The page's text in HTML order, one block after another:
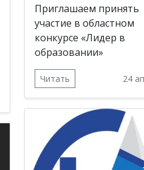
Приглашаем принять
участие в областном
конкурсе «Лидер в
образовании»
Читать 24